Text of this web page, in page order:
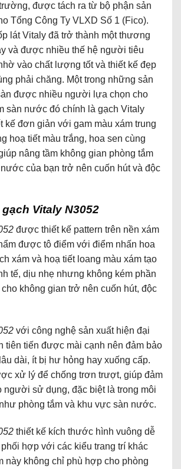
được tách ra từ bộ phận sản
Tổng Công Ty VLXD Số 1 (Fico).
lát Vitaly đã trở thành một thương
và được nhiều thế hệ người tiêu
vào chất lượng tốt và thiết kế đẹp
phải chăng. Một trong những sản
được nhiều người lựa chọn cho
sàn nước đó chính là gạch Vitaly
kế đơn giản với gam màu xám trung
hoạ tiết màu trắng, hoa sen cùng
nâng tầm không gian phòng tắm
của bạn trở nên cuốn hút và độc
Vitaly N3052
được thiết kế pattern trên nền xám
được tô điểm với điểm nhấn hoa
xám và hoạ tiết loang màu xám tạo
tế, dịu nhẹ nhưng không kém phần
không gian trở nên cuốn hút, độc
với công nghệ sản xuất hiện đại
tiên tiến được mài cạnh nên đảm bảo
dài, ít bị hư hỏng hay xuống cấp.
xử lý để chống trơn trượt, giúp đảm
người sử dụng, đặc biệt là trong môi
phòng tắm và khu vực sàn nước.
thiết kế kích thước hình vuông dễ
hợp với các kiểu trang trí khác
này không chỉ phù hợp cho phòng